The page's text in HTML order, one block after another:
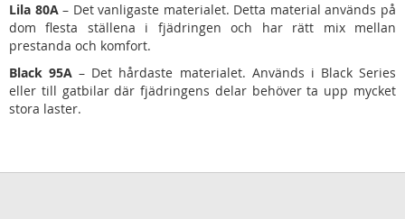
Lila 80A– Det vanligaste materialet. Detta material används på
dom flesta ställena i fjädringen och har rätt mix mellan
prestanda och komfort.
Black 95A – Det hårdaste materialet. Används i Black Series
eller till gatbilar där fjädringens delar behöver ta upp mycket
stora laster.